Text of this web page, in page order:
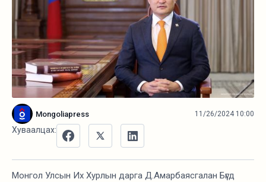
Mongoliapress 11/26/2024 10:00
Хуваалцах:
Монгол Улсын Их Хурлын дарга Д.Амарбаясгалан Бүгд